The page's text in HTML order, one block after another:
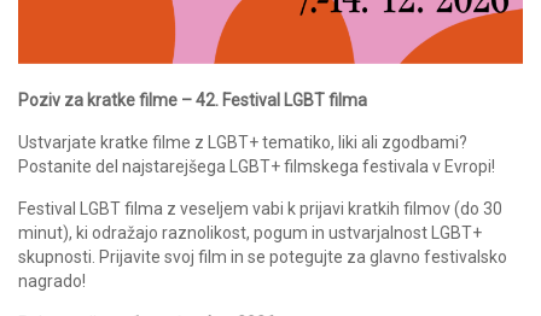
Poziv za kratke filme – 42. Festival LGBT filma
Ustvarjate kratke filme z LGBT+ tematiko, liki ali zgodbami?
Postanite del najstarejšega LGBT+ filmskega festivala v Evropi!
Festival LGBT filma z veseljem vabi k prijavi kratkih filmov (do 30
minut), ki odražajo raznolikost, pogum in ustvarjalnost LGBT+
skupnosti. Prijavite svoj film in se potegujte za glavno festivalsko
nagrado!